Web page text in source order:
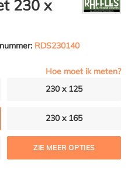
230 x
RDS230140
Hoe moet ik meten?
230 x 125
230 x 165
ZIE MEER OPTIES